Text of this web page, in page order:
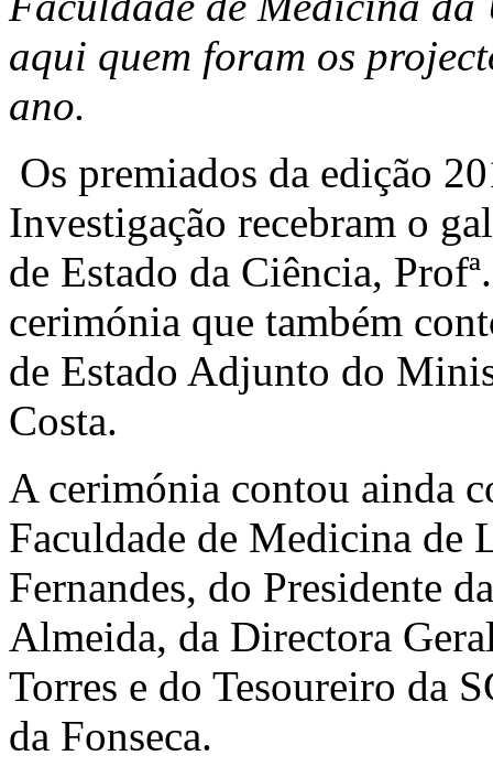
aqui quem foram os
ano.
Os premiados da edição
Investigação recebram o
de Estado da Ciência,
cerimónia que também
de Estado Adjunto do
Costa.
A cerimónia contou ainda
Faculdade de Medicina de
Fernandes, do Presidente
Almeida, da Directora
Torres e do Tesoureiro da
da Fonseca.